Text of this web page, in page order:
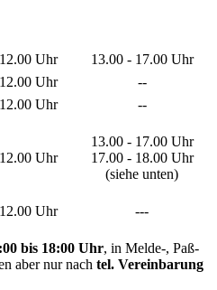
Uhr
13.00 - 17.00 Uhr
Uhr
--
Uhr --
Uhr
13.00 - 17.00 Uhr
17.00 - 18.00 Uhr
(siehe unten)
Uhr ---
bis 18:00 Uhr, in Melde-, Paß-
aber nur nach tel. Vereinbarung